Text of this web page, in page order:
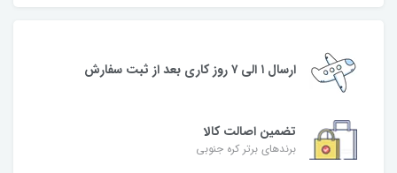
ارسال ۱ الی ۷ روز کاری بعد از ثبت سفارش
تضمین اصالت کالا
برندهای برتر کره جنوبی